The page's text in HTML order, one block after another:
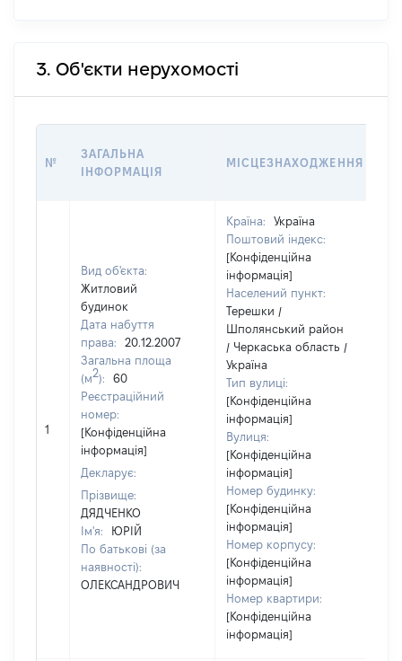
3. Об'єкти нерухомості
№
ЗАГАЛЬНА
ІНФОРМАЦІЯ
МІСЦЕЗНАХОДЖЕННЯ
1
Вид об'єкта:
Житловий
будинок
Дата набуття
права:
20.12.2007
Загальна площа
(м2):
60
Реєстраційний
номер:
[Конфіденційна
інформація]
Декларує:
Прізвище:
ДЯДЧЕНКО
Ім'я:
ЮРІЙ
По батькові (за
наявності):
ОЛЕКСАНДРОВИЧ
Країна:
Україна
Поштовий індекс:
[Конфіденційна
інформація]
Населений пункт:
Терешки /
Шполянський район
/ Черкаська область /
Україна
Тип вулиці:
[Конфіденційна
інформація]
Вулиця:
[Конфіденційна
інформація]
Номер будинку:
[Конфіденційна
інформація]
Номер корпусу:
[Конфіденційна
інформація]
Номер квартири:
[Конфіденційна
інформація]